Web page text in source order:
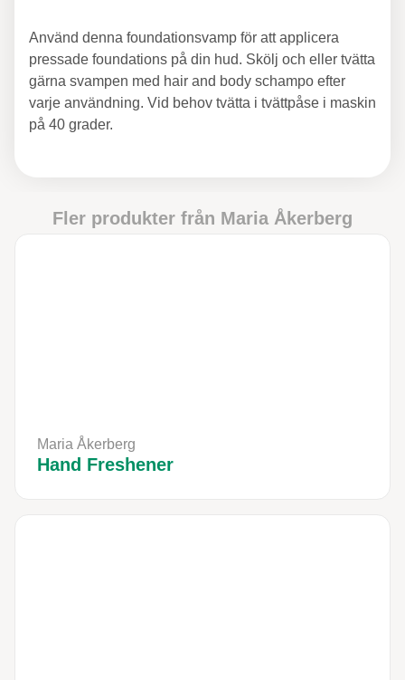
Använd denna foundationsvamp för att applicera
pressade foundations på din hud. Skölj och eller tvätta
gärna svampen med hair and body schampo efter
varje användning. Vid behov tvätta i tvättpåse i maskin
på 40 grader.
Fler produkter från Maria Åkerberg
Maria Åkerberg
Hand Freshener